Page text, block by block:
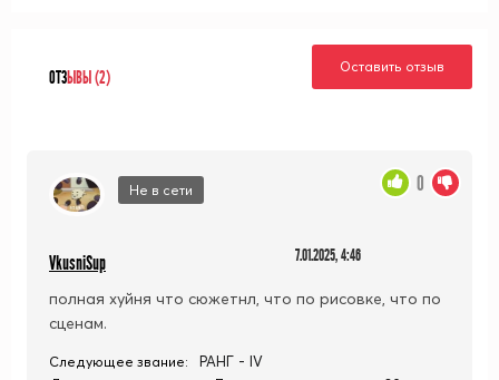
ОТЗЫВЫ (2)
Оставить отзыв
Не в сети
VkusniSup 7.01.2025, 4:46
полная хуйня что сюжетнл, что по рисовке, что по
сценам.
0
Следующее звание: РАНГ - IV